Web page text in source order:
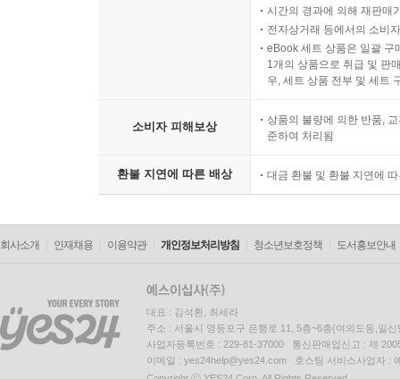
시간의 경과에 의해 재판매
전자상거래 등에서의 소비
eBook 세트 상품은 일괄 구
1개의 상품으로 취급 및 판
우, 세트 상품 전부 및 세트
소비자 피해보상
상품의 불량에 의한 반품,
준하여 처리됨
환불 지연에 따른 배상 대금 환불 및 환불 지연에
회사소개 인재채용 이용약관 개인정보처리방침 청소년보호정책 도서홍보안내
대표 : 김석환, 최세라
주소 : 서울시 영등포구 은행로 11, 5층~6층(여의도동,일신
사업자등록번호 : 229-81-37000 통신판매업신고 : 제
이메일 : yes24help@yes24.com 호스팅 서비스사업자 :